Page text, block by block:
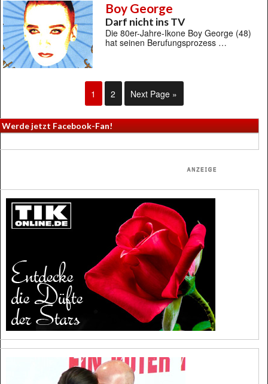
Boy George
Darf nicht ins TV
Die 80er-Jahre-Ikone Boy George (48)
hat seinen Berufungsprozess …
1 2 Next Page »
Werde jetzt Facebook-Fan!